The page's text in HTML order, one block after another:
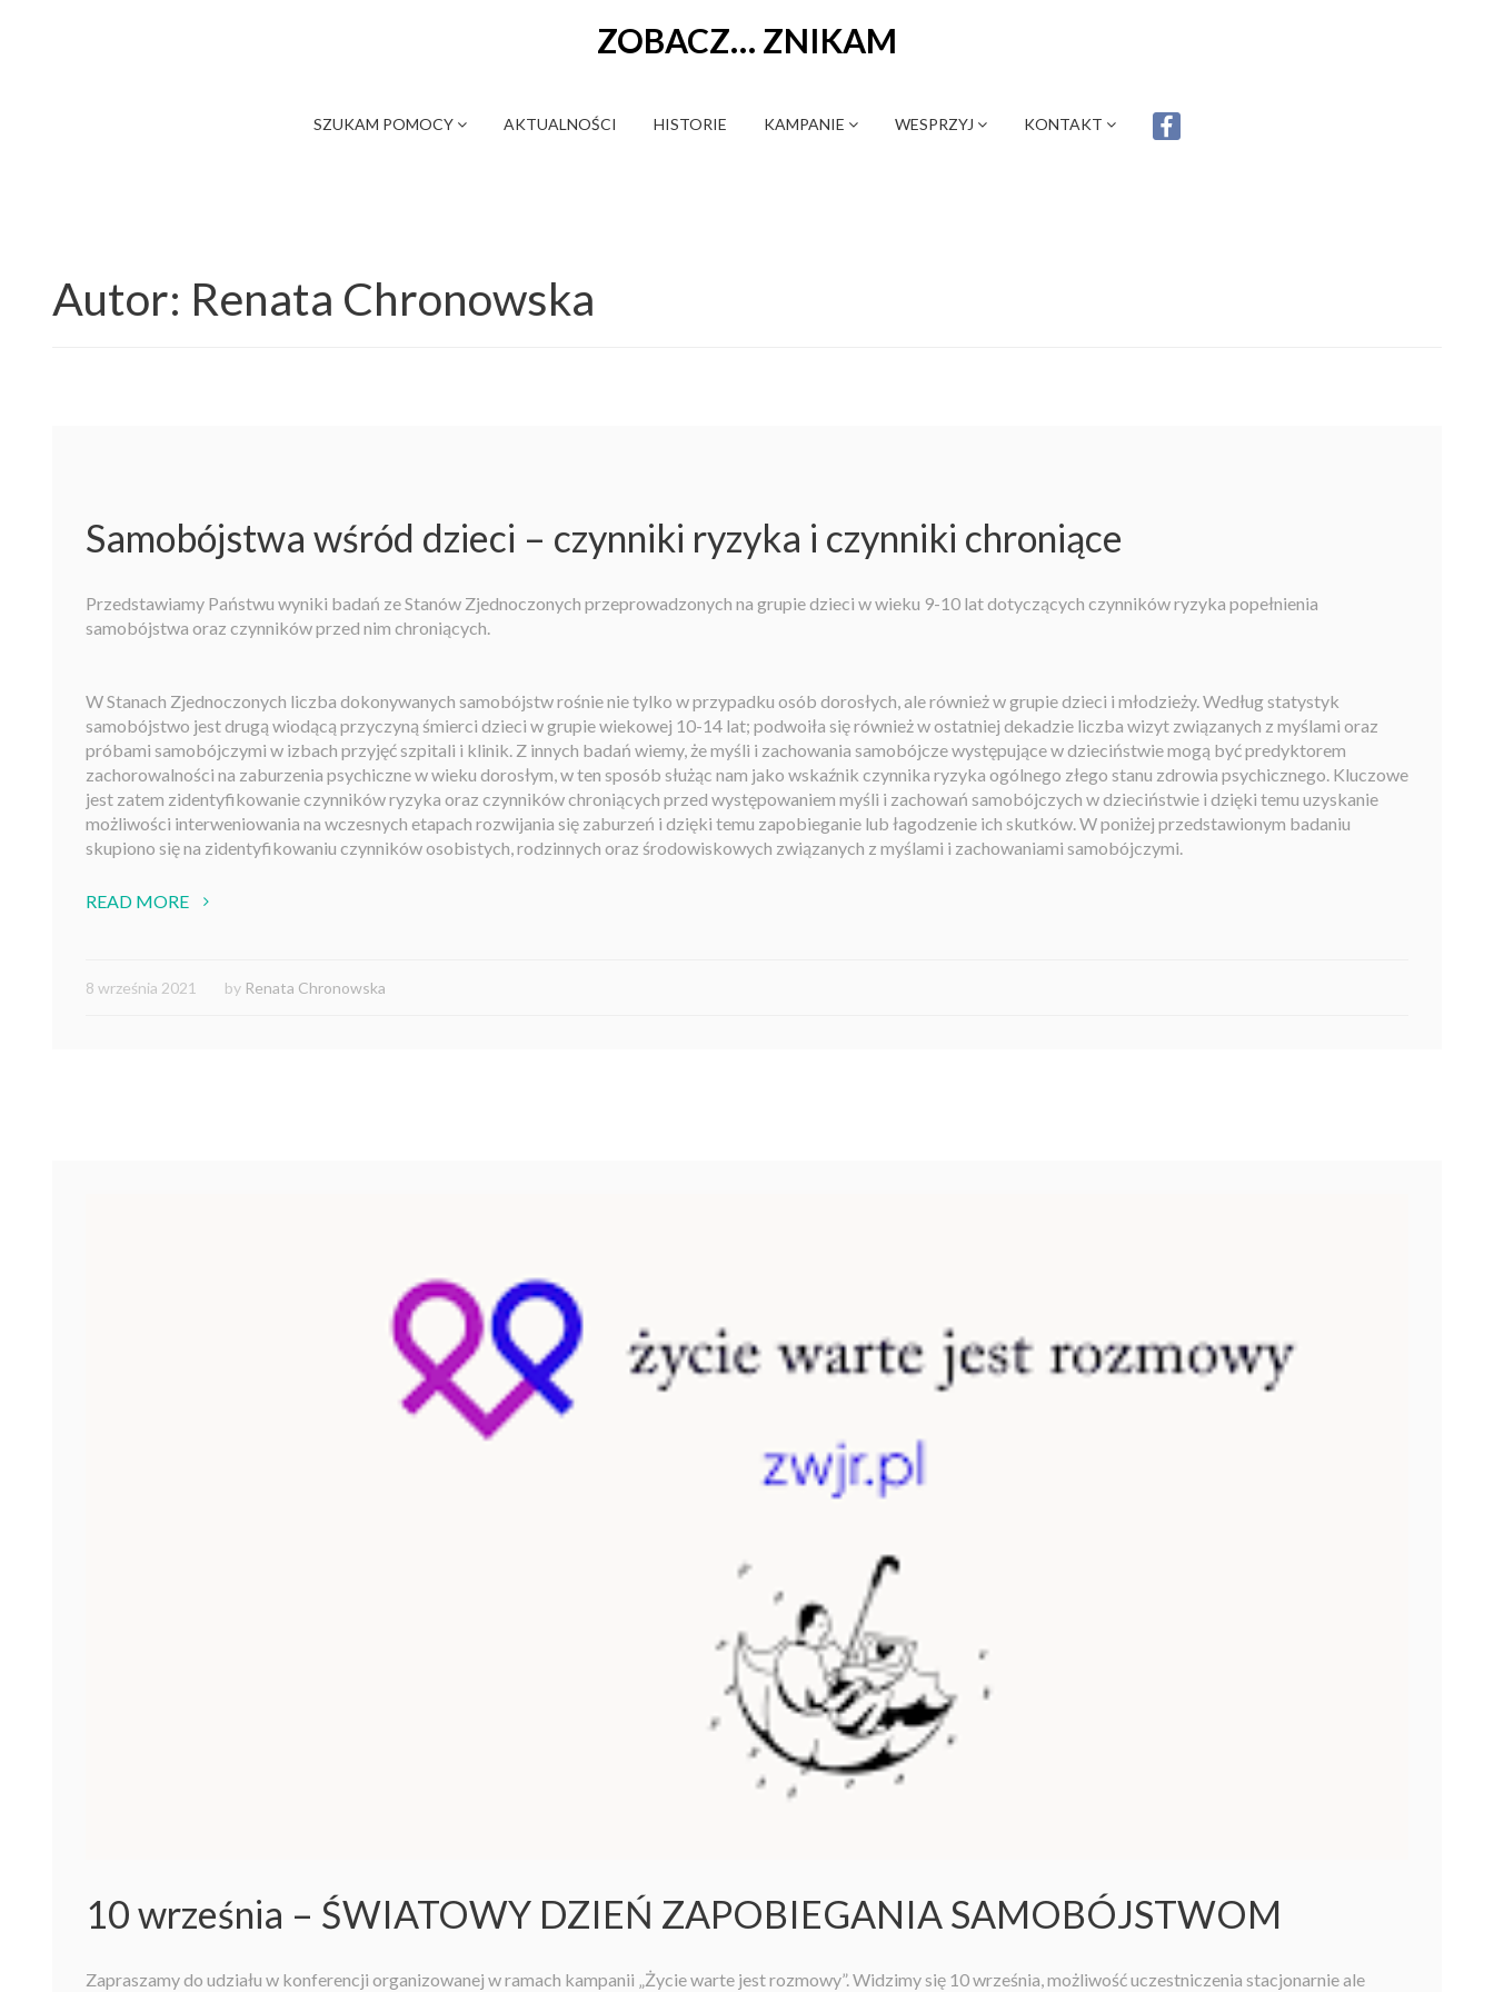
ZOBACZ… ZNIKAM
SZUKAM POMOCY AKTUALNOŚCI HISTORIE KAMPANIE WESPRZYJ KONTAKT
Autor: Renata Chronowska
Samobójstwa wśród dzieci – czynniki ryzyka i czynniki chroniące
Przedstawiamy Państwu wyniki badań ze Stanów Zjednoczonych przeprowadzonych na grupie dzieci w wieku 9-10 lat dotyczących czynników ryzyka popełnienia
samobójstwa oraz czynników przed nim chroniących.
W Stanach Zjednoczonych liczba dokonywanych samobójstw rośnie nie tylko w przypadku osób dorosłych, ale również w grupie dzieci i młodzieży. Według statystyk
samobójstwo jest drugą wiodącą przyczyną śmierci dzieci w grupie wiekowej 10-14 lat; podwoiła się również w ostatniej dekadzie liczba wizyt związanych z myślami oraz
próbami samobójczymi w izbach przyjęć szpitali i klinik. Z innych badań wiemy, że myśli i zachowania samobójcze występujące w dzieciństwie mogą być predyktorem
zachorowalności na zaburzenia psychiczne w wieku dorosłym, w ten sposób służąc nam jako wskaźnik czynnika ryzyka ogólnego złego stanu zdrowia psychicznego. Kluczowe
jest zatem zidentyfikowanie czynników ryzyka oraz czynników chroniących przed występowaniem myśli i zachowań samobójczych w dzieciństwie i dzięki temu uzyskanie
możliwości interweniowania na wczesnych etapach rozwijania się zaburzeń i dzięki temu zapobieganie lub łagodzenie ich skutków. W poniżej przedstawionym badaniu
skupiono się na zidentyfikowaniu czynników osobistych, rodzinnych oraz środowiskowych związanych z myślami i zachowaniami samobójczymi.
READ MORE
8 września 2021 by Renata Chronowska
10 września – ŚWIATOWY DZIEŃ ZAPOBIEGANIA SAMOBÓJSTWOM
Zapraszamy do udziału w konferencji organizowanej w ramach kampanii „Życie warte jest rozmowy”. Widzimy się 10 września, możliwość uczestniczenia stacjonarnie ale